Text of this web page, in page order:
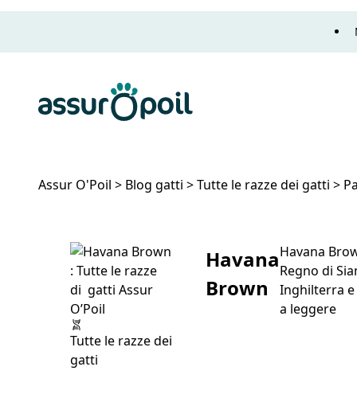
Assur O'Poil > Blog gatti >Tutte le razze dei gatti >
Tutte le razze dei
gatti
Havana
Brown
Havana
Regno di
Inghilterra e
a leggere